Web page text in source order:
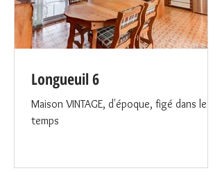
Longueuil 6
Maison VINTAGE, d'époque, figé dans le
temps